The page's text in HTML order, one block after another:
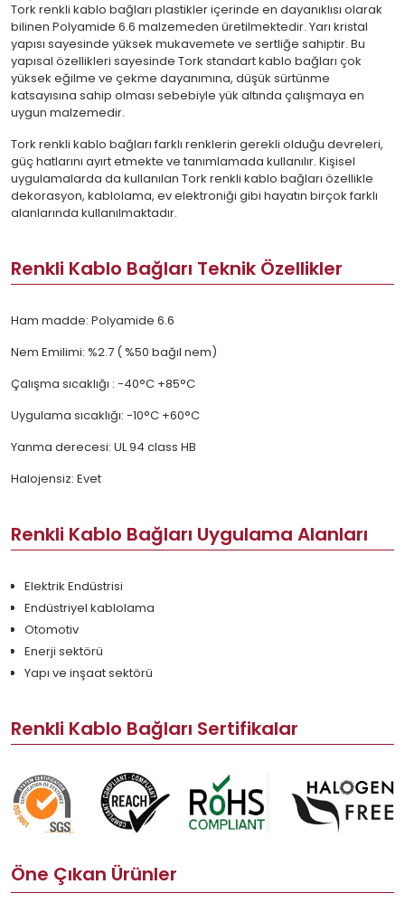
Tork renkli kablo bağları plastikler içerinde en dayanıklısı olarak
bilinen Polyamide 6.6 malzemeden üretilmektedir. Yarı kristal
yapısı sayesinde yüksek mukavemete ve sertliğe sahiptir. Bu
yapısal özellikleri sayesinde Tork standart kablo bağları çok
yüksek eğilme ve çekme dayanımına, düşük sürtünme
katsayısına sahip olması sebebiyle yük altında çalışmaya en
uygun malzemedir.
Tork renkli kablo bağları farklı renklerin gerekli olduğu devreleri,
güç hatlarını ayırt etmekte ve tanımlamada kullanılır. Kişisel
uygulamalarda da kullanılan Tork renkli kablo bağları özellikle
dekorasyon, kablolama, ev elektroniği gibi hayatın birçok farklı
alanlarında kullanılmaktadır.
Renkli Kablo Bağları Teknik Özellikler
Ham madde: Polyamide 6.6
Nem Emilimi: %2.7 ( %50 bağıl nem)
Çalışma sıcaklığı : -40°C +85°C
Uygulama sıcaklığı: -10°C +60°C
Yanma derecesi: UL 94 class HB
Halojensiz: Evet
Renkli Kablo Bağları Uygulama Alanları
Elektrik Endüstrisi
Endüstriyel kablolama
Otomotiv
Enerji sektörü
Yapı ve inşaat sektörü
Renkli Kablo Bağları Sertifikalar
Öne Çıkan Ürünler